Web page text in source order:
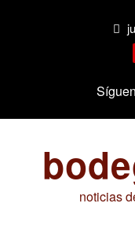
noticias